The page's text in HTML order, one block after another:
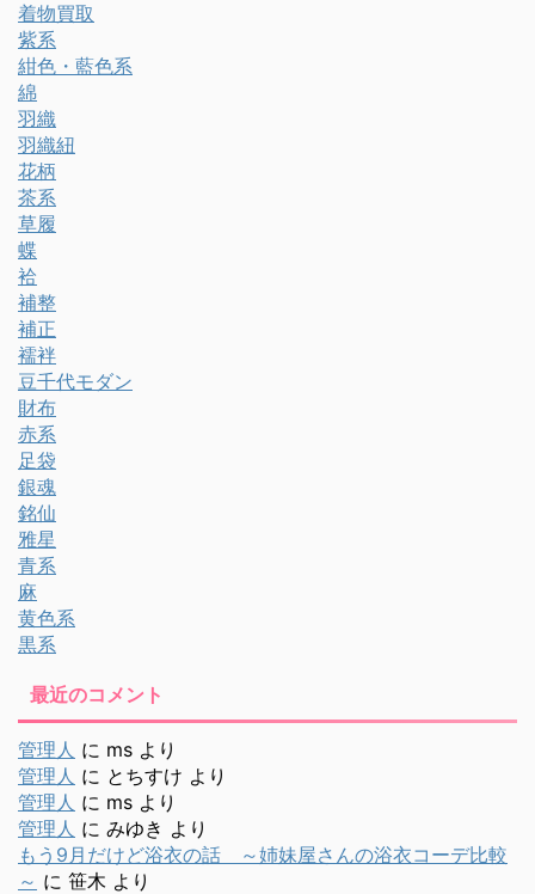
着物買取
紫系
紺色・藍色系
綿
羽織
羽織紐
花柄
茶系
草履
蝶
袷
補整
補正
襦袢
豆千代モダン
財布
赤系
足袋
銀魂
銘仙
雅星
青系
麻
黄色系
黒系
最近のコメント
管理人 に ms より
管理人 に とちすけ より
管理人 に ms より
管理人 に みゆき より
もう9月だけど浴衣の話 ～姉妹屋さんの浴衣コーデ比較
～ に 笹木 より